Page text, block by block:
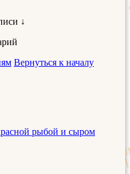
↓
Вернуться к началу
рыбой и сыром